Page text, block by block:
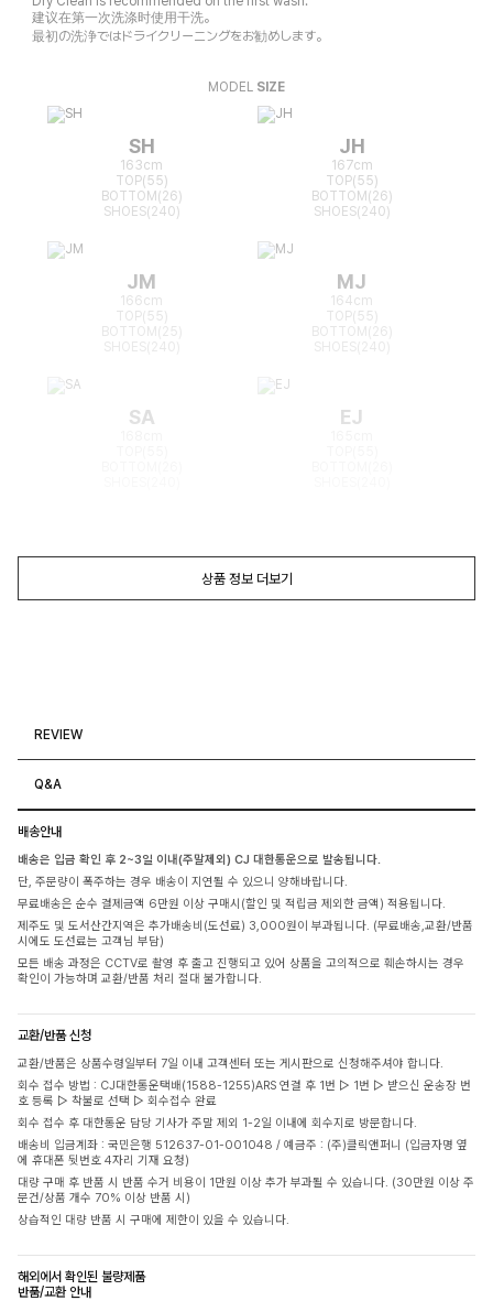
建议在第一次洗涤时使用干洗。
最初の洗浄ではドライクリーニングをお勧めします。
MODEL SIZE
SH
163cm
TOP(55)
BOTTOM(26)
SHOES(240)
JH
167cm
TOP(55)
BOTTOM(26)
SHOES(240)
JM
166cm
TOP(55)
BOTTOM(25)
MJ
164cm
TOP(55)
BOTTOM(26)
SA EJ
상품 정보 더보기
REVIEW
Q&A
배송안내
배송은 입금 확인 후 2~3일 이내(주말제외) CJ 대한통운으로 발송됩니다.
단, 주문량이 폭주하는 경우 배송이 지연될 수 있으니 양해바랍니다.
무료배송은 순수 결제금액 6만원 이상 구매시(할인 및 적립금 제외한 금액) 적용됩니다.
제주도 및 도서산간지역은 추가배송비(도선료) 3,000원이 부과됩니다. (무료배송,교환/반품
시에도 도선료는 고객님 부담)
모든 배송 과정은 CCTV로 촬영 후 출고 진행되고 있어 상품을 고의적으로 훼손하시는 경우
확인이 가능하며 교환/반품 처리 절대 불가합니다.
교환/반품 신청
교환/반품은 상품수령일부터 7일 이내 고객센터 또는 게시판으로 신청해주셔야 합니다.
회수 접수 방법 : CJ대한통운택배(1588-1255)ARS 연결 후 1번 ▷ 1번 ▷ 받으신 운송장 번
호 등록 ▷ 착불로 선택 ▷ 회수접수 완료
회수 접수 후 대한통운 담당 기사가 주말 제외 1-2일 이내에 회수지로 방문합니다.
배송비 입금계좌 : 국민은행 512637-01-001048 / 예금주 : (주)클릭앤퍼니 (입금자명 옆
에 휴대폰 뒷번호 4자리 기재 요청)
대량 구매 후 반품 시 반품 수거 비용이 1만원 이상 추가 부과될 수 있습니다. (30만원 이상 주
문건/상품 개수 70% 이상 반품 시)
상습적인 대량 반품 시 구매에 제한이 있을 수 있습니다.
해외에서 확인된 불량제품
반품/교환 안내